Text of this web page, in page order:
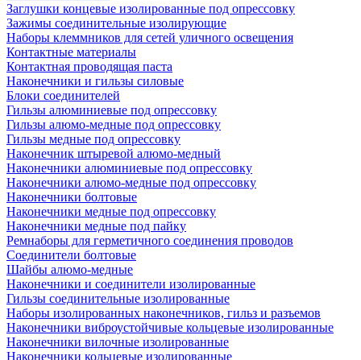
Заглушки концевые изолированные под опрессовку
Зажимы соединительные изолирующие
Наборы клеммников для сетей уличного освещения
Контактные материалы
Контактная проводящая паста
Наконечники и гильзы силовые
Блоки соединителей
Гильзы алюминиевые под опрессовку
Гильзы алюмо-медные под опрессовку
Гильзы медные под опрессовку
Наконечник штыревой алюмо-медный
Наконечники алюминиевые под опрессовку
Наконечники алюмо-медные под опрессовку
Наконечники болтовые
Наконечники медные под опрессовку
Наконечники медные под пайку
Ремнаборы для герметичного соединения проводов
Соединители болтовые
Шайбы алюмо-медные
Наконечники и соединители изолированные
Гильзы соединительные изолированные
Наборы изолированных наконечников, гильз и разъемов
Наконечники виброустойчивые кольцевые изолированные
Наконечники вилочные изолированные
Наконечники кольцевые изолированные